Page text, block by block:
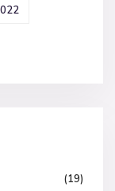
(19)